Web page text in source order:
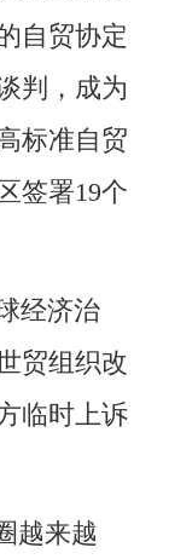
自贸协定
判，成为
标准自贸
签署19个
经济治
贸组织改
临时上诉
越来越